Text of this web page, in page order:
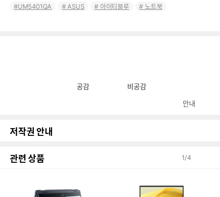
UM5401QA ASUS 아이티블루 노트북
공감 비공감
안내
저작권 안내
관련 상품 1/4